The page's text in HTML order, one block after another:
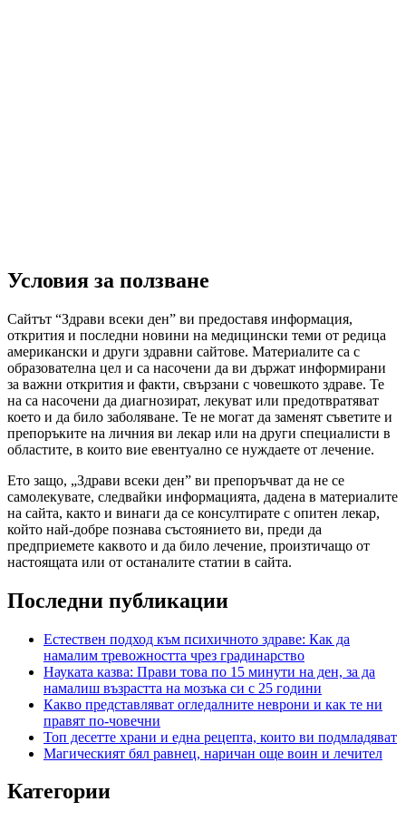
Условия за ползване
Сайтът “Здрави всеки ден” ви предоставя информация,
открития и последни новини на медицински теми от редица
американски и други здравни сайтове. Материалите са с
образователна цел и са насочени да ви държат информирани
за важни открития и факти, свързани с човешкото здраве. Те
на са насочени да диагнозират, лекуват или предотвратяват
което и да било заболяване. Те не могат да заменят съветите и
препоръките на личния ви лекар или на други специалисти в
областите, в които вие евентуално се нуждаете от лечение.
Ето защо, „Здрави всеки ден” ви препоръчват да не се
самолекувате, следвайки информацията, дадена в материалите
на сайта, както и винаги да се консултирате с опитен лекар,
който най-добре познава състоянието ви, преди да
предприемете каквото и да било лечение, произтичащо от
настоящата или от останалите статии в сайта.
Последни публикации
Естествен подход към психичното здраве: Как да
намалим тревожността чрез градинарство
Науката казва: Прави това по 15 минути на ден, за да
намалиш възрастта на мозъка си с 25 години
Какво представляват огледалните неврони и как те ни
правят по-човечни
Топ десетте храни и една рецепта, които ви подмладяват
Магическият бял равнец, наричан още воин и лечител
Категории